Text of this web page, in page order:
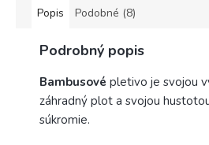
Popis Podobné (8)
Podrobný popis
Bambusové pletivo je svojou
záhradný plot a svojou
súkromie.